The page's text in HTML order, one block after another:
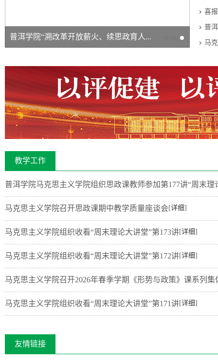
马克思主义学院党总支开展“学思想·强党...
喜
普
马
教学工作
普洱学院马克思主义学院组织思政课教师参加第177讲“周末理
马克思主义学院召开思政课期中教学质量座谈会 [详细]
马克思主义学院组织收看“周末理论大讲堂”第173讲[详细]
马克思主义学院组织收看“周末理论大讲堂”第172讲[详细]
马克思主义学院召开2026年春季学期《形势与政策》课系列集
马克思主义学院组织收看“周末理论大讲堂”第171讲[详细]
友情链接